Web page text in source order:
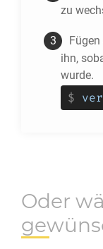
zu
ihn,
wurde.
$
Oder